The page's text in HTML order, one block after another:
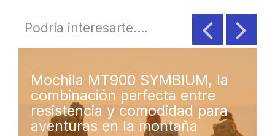
Podría interesarte....
Mochila MT900 SYMBIUM, la
combinación perfecta entre
resistencia y comodidad para
aventuras en la montaña